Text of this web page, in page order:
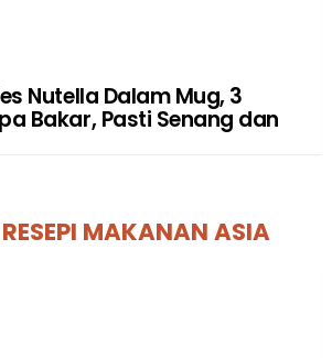
Nutella Dalam Mug, 3
Bakar, Pasti Senang dan
RESEPI MAKANAN ASIA